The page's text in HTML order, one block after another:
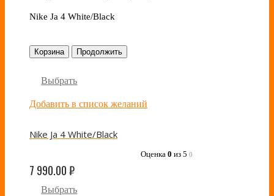
Nike Ja 4 White/Black
Корзина Продолжить
Выбрать
Добавить в список желаний
Nike Ja 4 White/Black
Оценка 0 из 5 0
7 990.00₽
Выбрать